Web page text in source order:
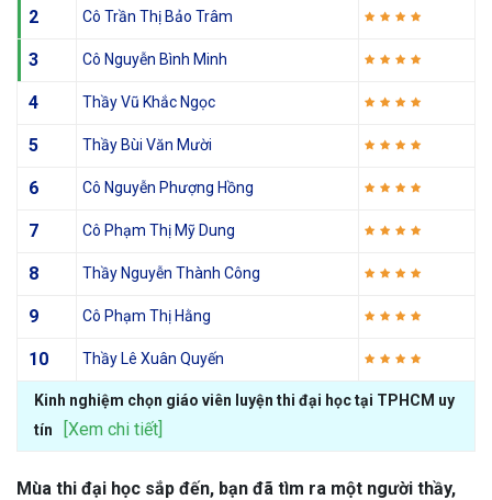
2 Cô Trần Thị Bảo Trâm
3 Cô Nguyễn Bình Minh
4 Thầy Vũ Khắc Ngọc
5 Thầy Bùi Văn Mười
6 Cô Nguyễn Phượng Hồng
7 Cô Phạm Thị Mỹ Dung
8 Thầy Nguyễn Thành Công
9 Cô Phạm Thị Hằng
10 Thầy Lê Xuân Quyến
Kinh nghiệm chọn giáo viên luyện thi đại học tại TPHCM uy
tín
[Xem chi tiết]
Mùa thi đại học sắp đến, bạn đã tìm ra một người thầy,